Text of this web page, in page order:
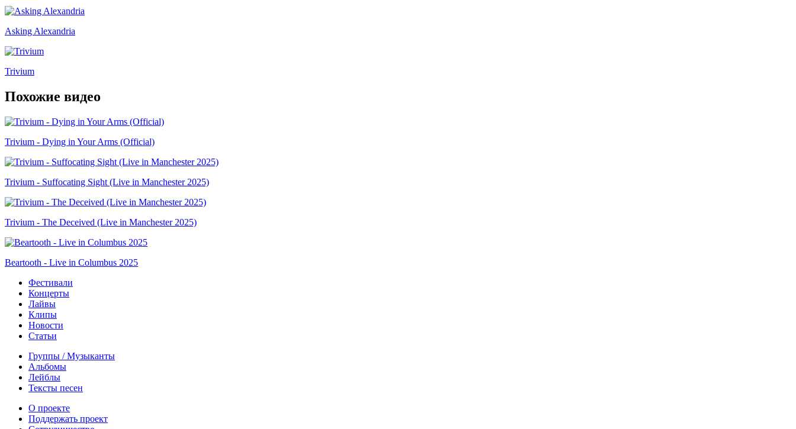
Asking Alexandria
Trivium
Похожие видео
Trivium - Dying in Your Arms (Official)
Trivium - Suffocating Sight (Live in Manchester 2025)
Trivium - The Deceived (Live in Manchester 2025)
Beartooth - Live in Columbus 2025
Фестивали
Концерты
Лайвы
Клипы
Новости
Статьи
Группы / Музыканты
Альбомы
Лейблы
Тексты песен
О проекте
Поддержать проект